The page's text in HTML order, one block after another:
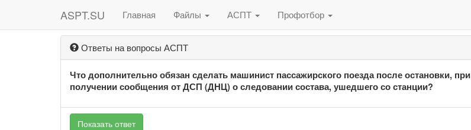
ASPT.SU Главная Файлы АСПТ Профотбор
Ответы на вопросы АСПТ
Что дополнительно обязан сделать машинист пассажирского поезда после остановки, при
получении сообщения от ДСП (ДНЦ) о следовании состава, ушедшего со станции?
Показать ответ